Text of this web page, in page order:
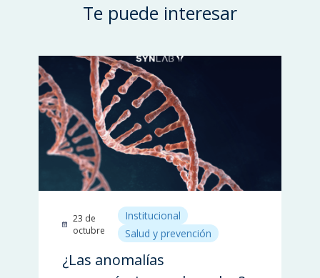
Te puede interesar
23 de
octubre
Institucional
Salud y prevención
¿Las anomalías